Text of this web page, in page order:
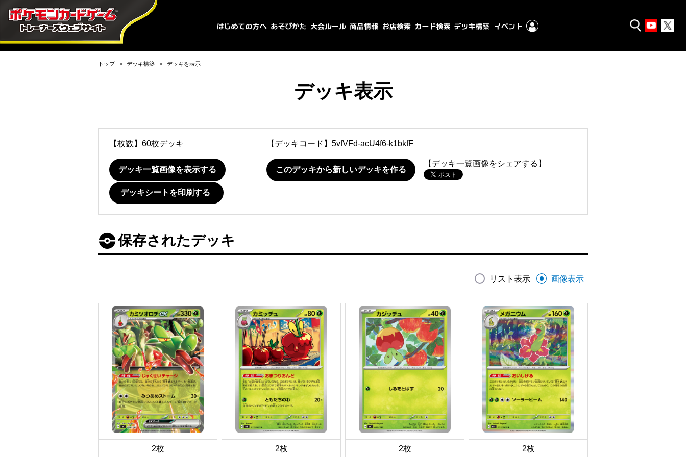
トップ デッキ構築 デッキを表示
デッキ表示
【枚数】60枚デッキ 【デッキコード】 5vfVFd-acU4f6-k1bkfF
デッキ一覧画像を表示する このデッキから新しいデッキを作る
【デッキ一覧画像をシェアする】
デッキシートを印刷する
保存されたデッキ
リスト表示 画像表示
2枚 2枚 2枚 2枚